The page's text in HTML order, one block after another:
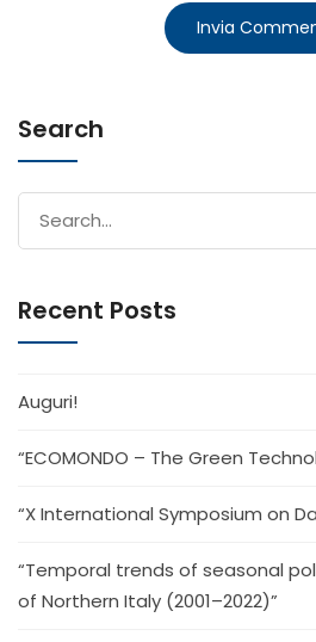
Search
Recent Posts
Auguri!
“ECOMONDO – The Green
“X International Symposium on
“Temporal trends of seasonal
of Northern Italy (2001–2022)”